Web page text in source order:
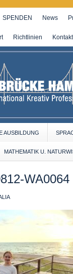
SPENDEN News
Richtlinien Kontakt
AUSBILDUNG
MATHEMATIK U.
WA0064